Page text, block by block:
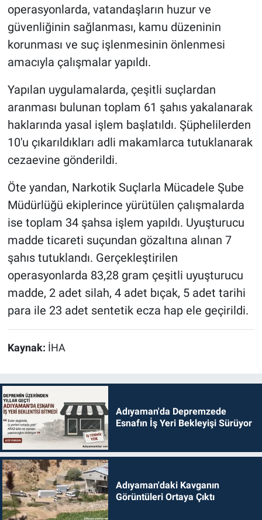
operasyonlarda, vatandaşların huzur ve
güvenliğinin sağlanması, kamu düzeninin
korunması ve suç işlenmesinin önlenmesi
amacıyla çalışmalar yapıldı.
Yapılan uygulamalarda, çeşitli suçlardan
aranması bulunan toplam 61 şahıs yakalanarak
haklarında yasal işlem başlatıldı. Şüphelilerden
10'u çıkarıldıkları adli makamlarca tutuklanarak
cezaevine gönderildi.
Öte yandan, Narkotik Suçlarla Mücadele Şube
Müdürlüğü ekiplerince yürütülen çalışmalarda
ise toplam 34 şahsa işlem yapıldı. Uyuşturucu
madde ticareti suçundan gözaltına alınan 7
şahıs tutuklandı. Gerçekleştirilen
operasyonlarda 83,28 gram çeşitli uyuşturucu
madde, 2 adet silah, 4 adet bıçak, 5 adet tarihi
para ile 23 adet sentetik ecza hap ele geçirildi.
Kaynak: İHA
Adıyaman'da Depremzede
Esnafın İş Yeri Bekleyişi Sürüyor
Adıyaman'daki Kavganın
Görüntüleri Ortaya Çıktı